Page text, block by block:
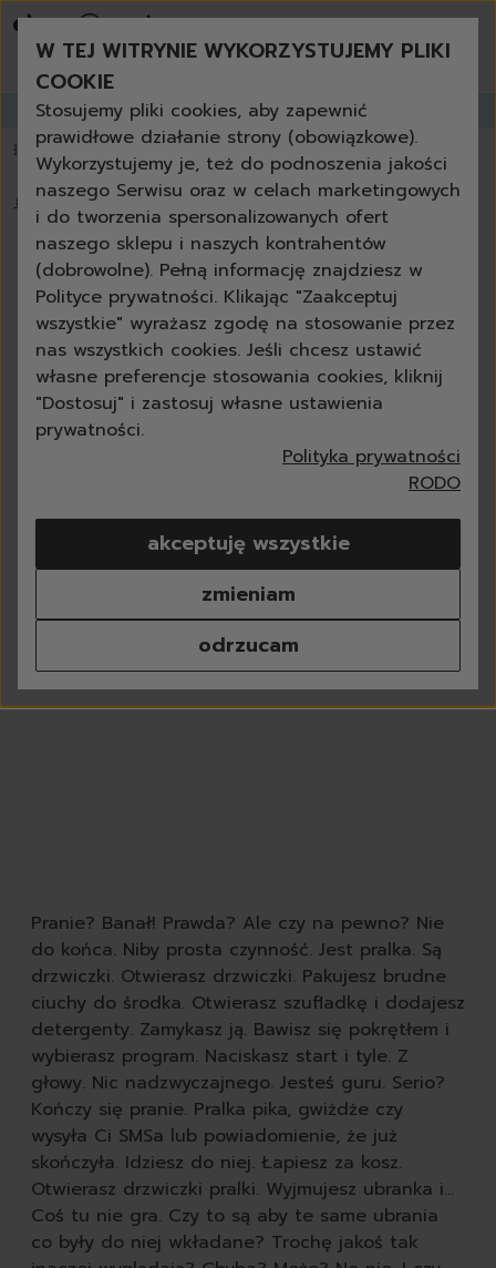
bestsellery
promocje tygodnia
nowości
produkty uniwersalne + eko
zestawy
czyszczenie
kuchnia
łazienka
szkło
podłoga
meble
grill i kominek
outdoor
ścierki
gąbki
akcesoria
pranie
do białego
do koloru
do czarnego
do sportowych
tkaniny delikatne
kapsułki do prania
proszki do prania
dodatki do prania
akcesoria do prania
zmywanie
tabletki do zmywarki
płyny do naczyń
gąbki do mycia naczyń
szczotki kuchenne do
pozostałe środki do
według przeznaczenia
do zmywarki
do zmywania
seria nature all
autokosmetyka
karoseria
Zapisz się do GANGLETTERAi zyskaj ażdo 30% rabatu!
💥 Papier toaletowy 3-warstwowy za darmo powyżej 200 zł
📦 dostawa
🏠 › Blog › Prać też trzeba umieć, czyli jak prać ubrania
Prać też trzeba umieć, czyli jak
prać ubrania
Anna Czelewska 18-07-2025
Pranie? Banał! Prawda? Ale czy na pewno? Nie
do końca. Niby prosta czynność. Jest pralka. Są
drzwiczki. Otwierasz drzwiczki. Pakujesz brudne
ciuchy do środka. Otwierasz szufladkę i dodajesz
detergenty. Zamykasz ją. Bawisz się pokrętłem i
wybierasz program. Naciskasz start i tyle. Z
głowy. Nic nadzwyczajnego. Jesteś guru. Serio?
Kończy się pranie. Pralka pika, gwiżdże czy
wysyła Ci SMSa lub powiadomienie, że już
skończyła. Idziesz do niej. Łapiesz za kosz.
Otwierasz drzwiczki pralki. Wyjmujesz ubranka i…
Coś tu nie gra. Czy to są aby te same ubrania
co były do niej wkładane? Trochę jakoś tak
W TEJ WITRYNIE WYKORZYSTUJEMY PLIKI
COOKIE
Stosujemy pliki cookies, aby zapewnić
prawidłowe działanie strony (obowiązkowe).
Wykorzystujemy je, też do podnoszenia jakości
naszego Serwisu oraz w celach marketingowych
i do tworzenia spersonalizowanych ofert
naszego sklepu i naszych kontrahentów
(dobrowolne). Pełną informację znajdziesz w
Polityce prywatności. Klikając "Zaakceptuj
wszystkie" wyrażasz zgodę na stosowanie przez
nas wszystkich cookies. Jeśli chcesz ustawić
własne preferencje stosowania cookies, kliknij
"Dostosuj" i zastosuj własne ustawienia
prywatności.
Polityka prywatności
RODO
odrzucam
zmieniam
akceptuję wszystkie